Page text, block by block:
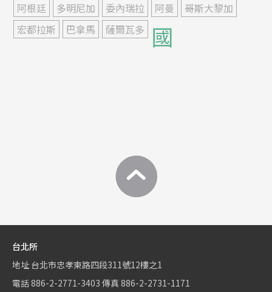
阿根廷
多明尼加 委內瑞拉 阿曼
哥斯大黎加
宏都拉斯
巴拿馬 薩爾瓦多 國
台北所
地址 台北市忠孝東路四段311號12樓之1
電話886-2-2771-3403 傳真 886-2-2731-1171